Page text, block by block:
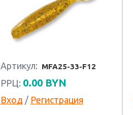
Артикул: MFA25-33-F12
РРЦ: 0.00BYN
Вход / Регистрация